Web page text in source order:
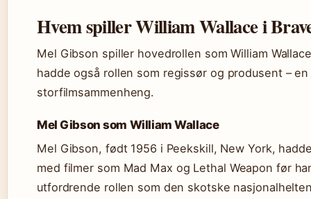
Hvem spiller William Wallace i
Mel Gibson spiller hovedrollen som William
hadde også rollen som regissør og produsent –
storfilmsammenheng.
Mel Gibson som William Wallace
Mel Gibson, født 1956 i Peekskill, New York,
med filmer som Mad Max og Lethal Weapon før
utfordrende rollen som den skotske